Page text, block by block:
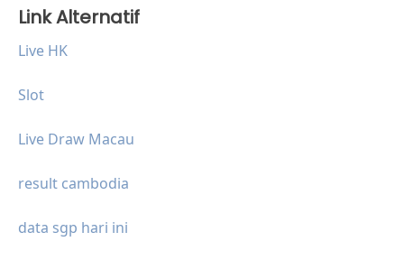
Link Alternatif
Live HK
Slot
Live Draw Macau
result cambodia
data sgp hari ini